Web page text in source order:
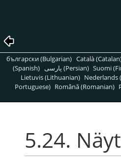
български (Bulgarian) Català
(Spanish)
پارسی (Persian) Suomi
Lietuvis (Lithuanian) Nederlands
Portuguese) Română (Romanian)
5.24.